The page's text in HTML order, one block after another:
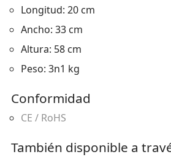
Longitud: 20 cm
Ancho: 33 cm
Altura: 58 cm
Peso: 3n1 kg
Conformidad
CE / RoHS
También disponible a